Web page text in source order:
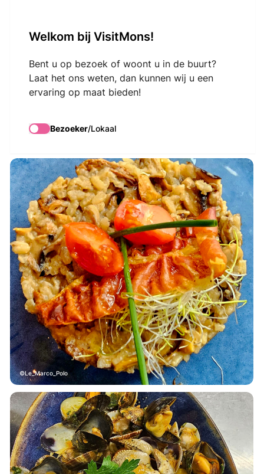
Welkom bij VisitMons!
Bent u op bezoek of woont u in de buurt?
Laat het ons weten, dan kunnen wij u een
ervaring op maat bieden!
Bezoeker/Lokaal
Le Marco Polo
Le_Marco_Polo